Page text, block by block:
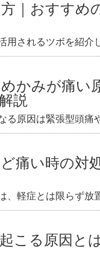
｜おすすめ
用されるツボを紹
かみが痛い
説
る原因は緊張型頭
痛い時の対
、軽症とは限らず
こる原因と